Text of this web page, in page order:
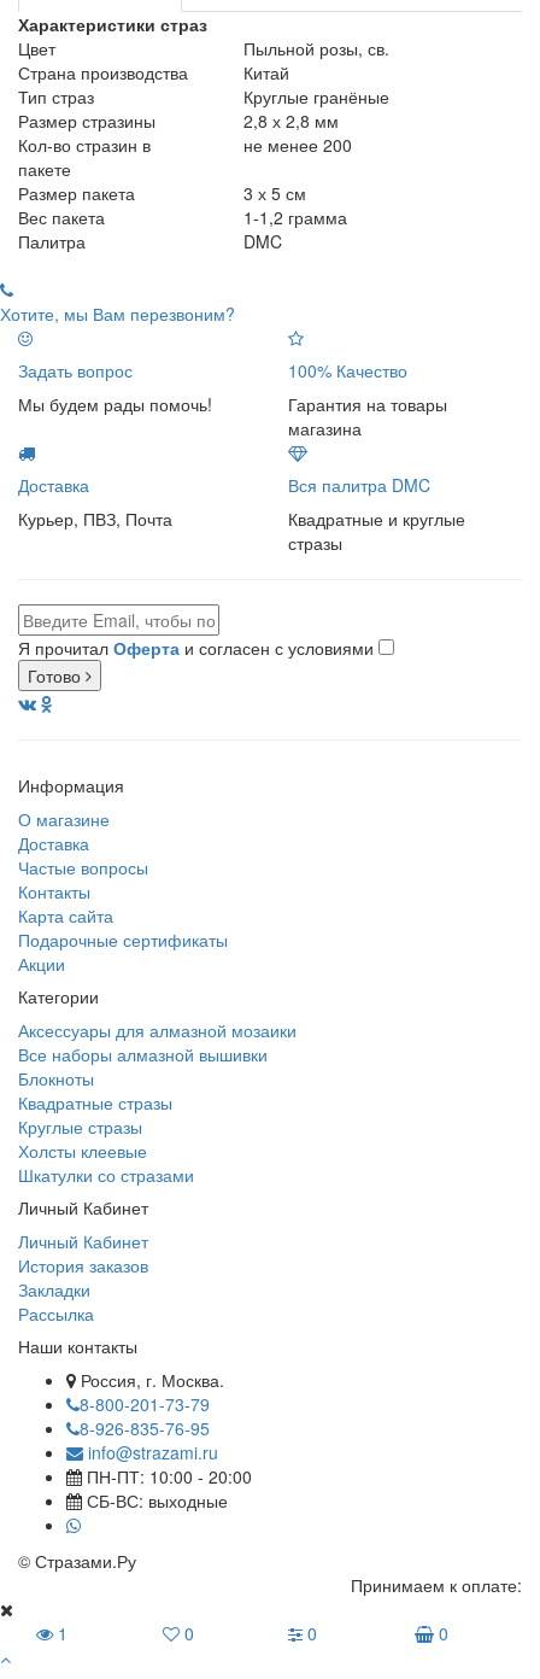
Характеристики страз
Цвет
Пыльной розы, св.
Страна производства
Китай
Тип страз
Круглые гранёные
Размер стразины
2,8 х 2,8 мм
Кол-во стразин в
пакете
не менее 200
Размер пакета
3 х 5 см
Вес пакета
1-1,2 грамма
Палитра
DMC
Хотите, мы Вам перезвоним?
Задать вопрос
Мы будем рады помочь!
100% Качество
Гарантия на товары
магазина
Доставка
Курьер, ПВЗ, Почта
Вся палитра DMC
Квадратные и круглые
стразы
Я прочитал Оферта и согласен с условиями
Готово
Информация
О магазине
Доставка
Частые вопросы
Контакты
Карта сайта
Подарочные сертификаты
Акции
Категории
Аксессуары для алмазной мозаики
Все наборы алмазной вышивки
Блокноты
Квадратные стразы
Круглые стразы
Холсты клеевые
Шкатулки со стразами
Личный Кабинет
Личный Кабинет
История заказов
Закладки
Рассылка
Наши контакты
Россия, г. Москва.
8-800-201-73-79
8-926-835-76-95
info@strazami.ru
ПН-ПТ: 10:00 - 20:00
СБ-ВС: выходные
© Стразами.Ру
Принимаем к оплате:
1
0 0 0